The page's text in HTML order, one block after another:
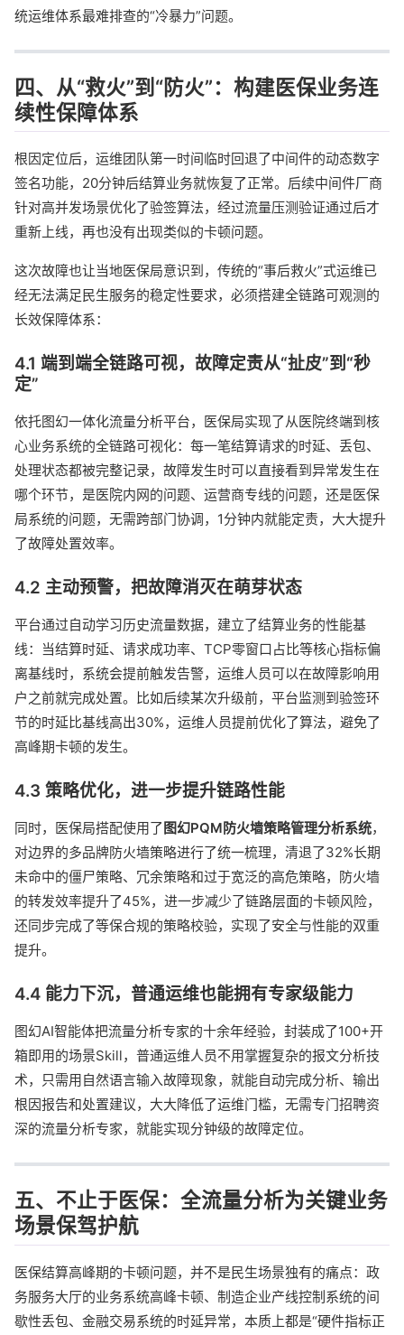
统运维体系最难排查的“冷暴力”问题。
四、从“救火”到“防火”：构建医保业务连
续性保障体系
根因定位后，运维团队第一时间临时回退了中间件的动态数字
签名功能，20分钟后结算业务就恢复了正常。后续中间件厂商
针对高并发场景优化了验签算法，经过流量压测验证通过后才
重新上线，再也没有出现类似的卡顿问题。
这次故障也让当地医保局意识到，传统的“事后救火”式运维已
经无法满足民生服务的稳定性要求，必须搭建全链路可观测的
长效保障体系：
4.1 端到端全链路可视，故障定责从“扯皮”到“秒
定”
依托图幻一体化流量分析平台，医保局实现了从医院终端到核
心业务系统的全链路可视化：每一笔结算请求的时延、丢包、
处理状态都被完整记录，故障发生时可以直接看到异常发生在
哪个环节，是医院内网的问题、运营商专线的问题，还是医保
局系统的问题，无需跨部门协调，1分钟内就能定责，大大提升
了故障处置效率。
4.2 主动预警，把故障消灭在萌芽状态
平台通过自动学习历史流量数据，建立了结算业务的性能基
线：当结算时延、请求成功率、TCP零窗口占比等核心指标偏
离基线时，系统会提前触发告警，运维人员可以在故障影响用
户之前就完成处置。比如后续某次升级前，平台监测到验签环
节的时延比基线高出30%，运维人员提前优化了算法，避免了
高峰期卡顿的发生。
4.3 策略优化，进一步提升链路性能
同时，医保局搭配使用了 图幻PQM防火墙策略管理分析系统，
对边界的多品牌防火墙策略进行了统一梳理，清退了32%长期
未命中的僵尸策略、冗余策略和过于宽泛的高危策略，防火墙
的转发效率提升了45%，进一步减少了链路层面的卡顿风险，
还同步完成了等保合规的策略校验，实现了安全与性能的双重
提升。
4.4 能力下沉，普通运维也能拥有专家级能力
图幻AI智能体把流量分析专家的十余年经验，封装成了100+开
箱即用的场景Skill，普通运维人员不用掌握复杂的报文分析技
术，只需用自然语言输入故障现象，就能自动完成分析、输出
根因报告和处置建议，大大降低了运维门槛，无需专门招聘资
深的流量分析专家，就能实现分钟级的故障定位。
五、不止于医保：全流量分析为关键业务
场景保驾护航
医保结算高峰期的卡顿问题，并不是民生场景独有的痛点：政
务服务大厅的业务系统高峰卡顿、制造企业产线控制系统的间
歇性丢包、金融交易系统的时延异常，本质上都是“硬件指标正